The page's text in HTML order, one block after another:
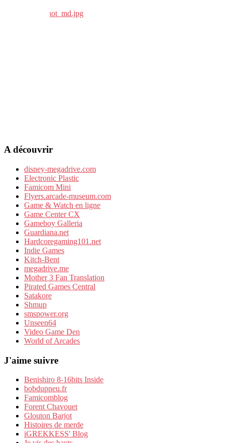
A découvrir
disney-megadrive.com
Electronic Plastic
Famicom Mini
Flyers.arcade-museum.com
Game & Watch en ligne
Game Center CX
Gameboy Galleria
Guardiana.net
Hardcoregaming101.net
Indie Games
Kitch-Bent
megadrive.me
Mother 3 Fan Translation
Pirated Games Central
Satakore
Shmup
smspower.org
Unseen64
Video Game Den
World of Arcades
J'aime suivre
Benishiro 8-16bits Inside
bobdupneu.fr
Famicomblog
Forent Chavouet
Glouton Barjot
Histoires de merde
iGREKKESS' Blog